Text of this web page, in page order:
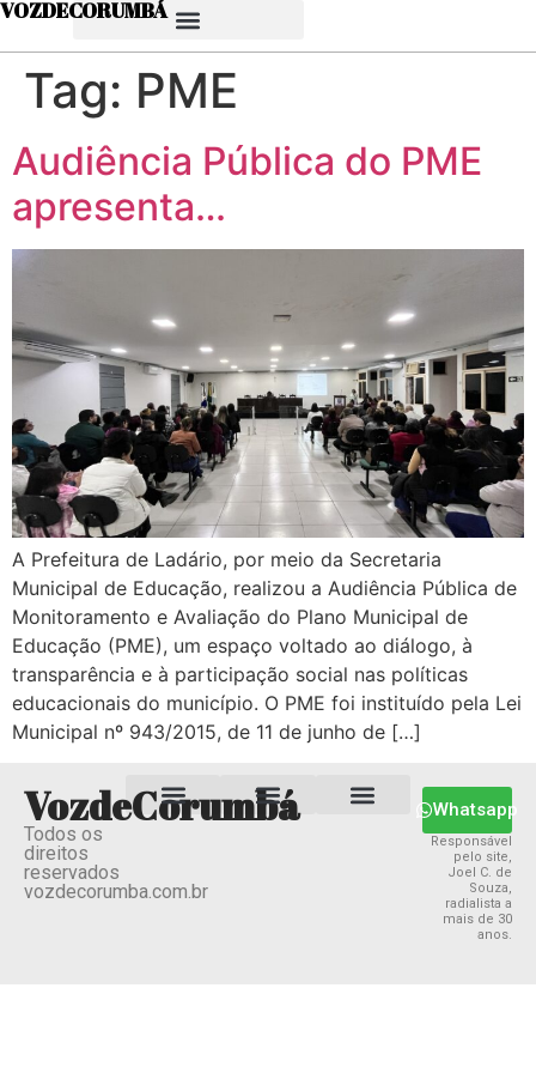
VOZDECORUMBÁ
Tag: PME
Audiência Pública do PME
apresenta…
A Prefeitura de Ladário, por meio da Secretaria
Municipal de Educação, realizou a Audiência Pública de
Monitoramento e Avaliação do Plano Municipal de
Educação (PME), um espaço voltado ao diálogo, à
transparência e à participação social nas políticas
educacionais do município. O PME foi instituído pela Lei
Municipal nº 943/2015, de 11 de junho de […]
VozdeCorumbá
Todos os
direitos
reservados
vozdecorumba.com.br
Whatsapp
Responsável
pelo site,
Joel C. de
Souza,
radialista a
mais de 30
anos.